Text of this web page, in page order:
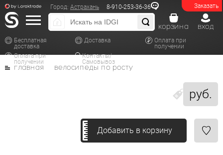
Заказать
Город: Астрахань 8-910-253-36-36
Бесплатная
доставка
Доставка
Оплата при
получении
Оплата при
получении
Контакты/
Самовывоз
вход
корзина
руб.
главная велосипеды по росту
Добавить в корзину